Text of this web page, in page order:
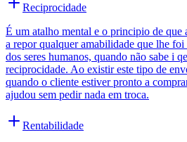
Reciprocidade
É um atalho mental e o principio de que
a repor qualquer amabilidade que lhe
dos seres humanos, quando não sabe i
reciprocidade. Ao existir este tipo de
quando o cliente estiver pronto a
ajudou sem pedir nada em troca.
Rentabilidade